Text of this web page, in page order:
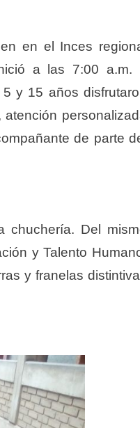
en el Inces
a las 7:00 a.m.
y 15 años
de parte
chuchería. Del
y Talento
y franelas